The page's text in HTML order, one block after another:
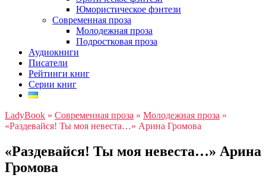
Юмористическое фэнтези
Современная проза
Молодежная проза
Подростковая проза
Аудиокниги
Писатели
Рейтинги книг
Серии книг
LadyBook » Современная проза » Молодежная проза »
«Раздевайся! Ты моя невеста…» Арина Громова
«Раздевайся! Ты моя невеста…» Арина
Громова